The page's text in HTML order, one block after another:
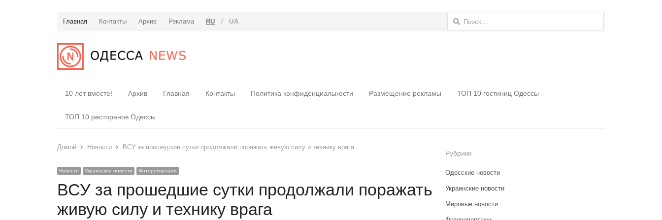
Главная Контакты Архив Реклама RU / UA Найти:
10 лет вместе! Архив Главная Контакты Политика конфиденциальности Размещение рекламы ТОП 10 гостиниц Одессы
ТОП 10 ресторанов Одессы
Домой Новости ВСУ за прошедшие сутки продолжали поражать живую силу и технику врага
Новости Украинские новости Фоторепортажи
ВСУ за прошедшие сутки продолжали поражать
живую силу и технику врага
Рубрики
Одесские новости
Украинские новости
Мировые новости